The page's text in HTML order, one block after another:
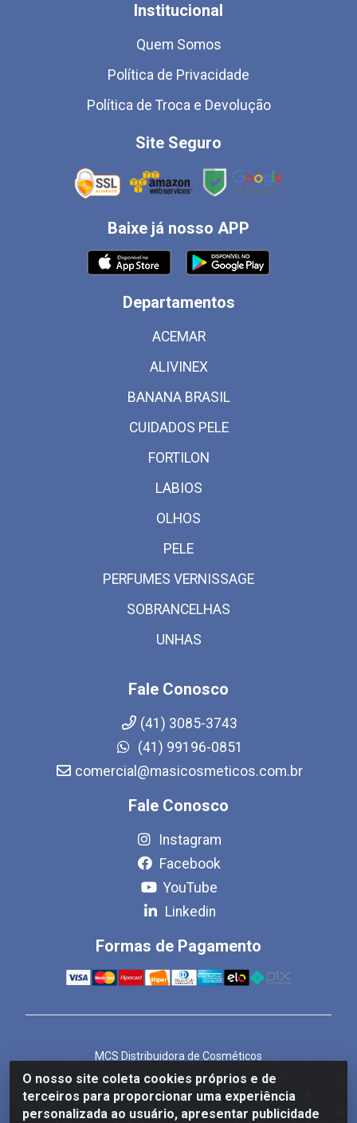
O nosso site coleta cookies próprios e de
terceiros para proporcionar uma experiência
personalizada ao usuário, apresentar publicidade
Institucional
Quem Somos
Política de Privacidade
Política de Troca e Devolução
Site Seguro
Baixe já nosso APP
Departamentos
ACEMAR
ALIVINEX
BANANA BRASIL
CUIDADOS PELE
FORTILON
LABIOS
OLHOS
PELE
PERFUMES VERNISSAGE
SOBRANCELHAS
UNHAS
Fale Conosco
(41) 3085-3743
(41) 99196-0851
comercial@masicosmeticos.com.br
Fale Conosco
Instagram
Facebook
YouTube
Linkedin
Formas de Pagamento
MCS Distribuidora de Cosméticos
Rua Bom Jesus de Iguape, 1409 - Hauer, Curitiba/PR -
CEP 81.610-040
CNPJ 86.825.155/0001-82